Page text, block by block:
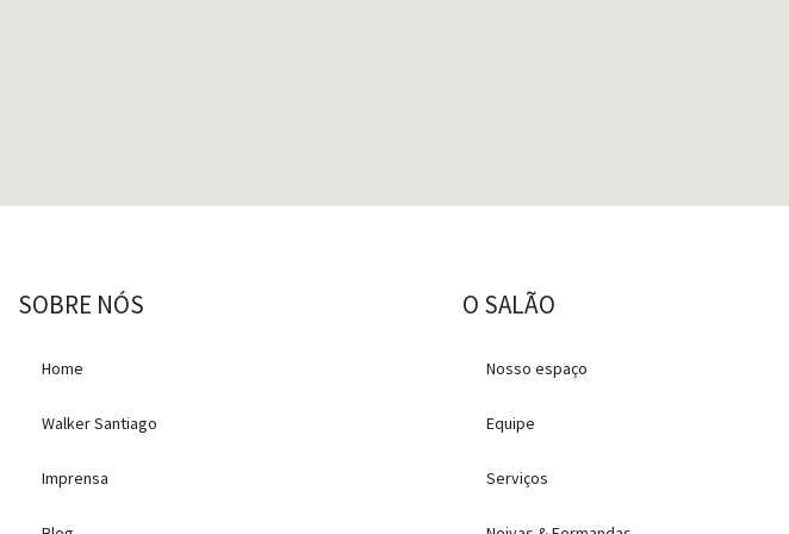
SOBRE NÓS
Home
Walker Santiago
Imprensa
O SALÃO
Nosso espaço
Equipe
Serviços